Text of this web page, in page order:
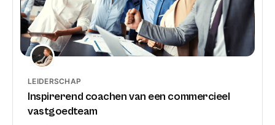
Als +lid zijn wij enorm tevreden en kan ik
het alleen maar aanbevelen. Opleidingen
die door Kenny worden gegeven zijn
allemaal top. Team Immo Verbeeck
Youri Patteeuw
LEIDERSCHAP
Inspirerend coachen van een commercieel
vastgoedteam